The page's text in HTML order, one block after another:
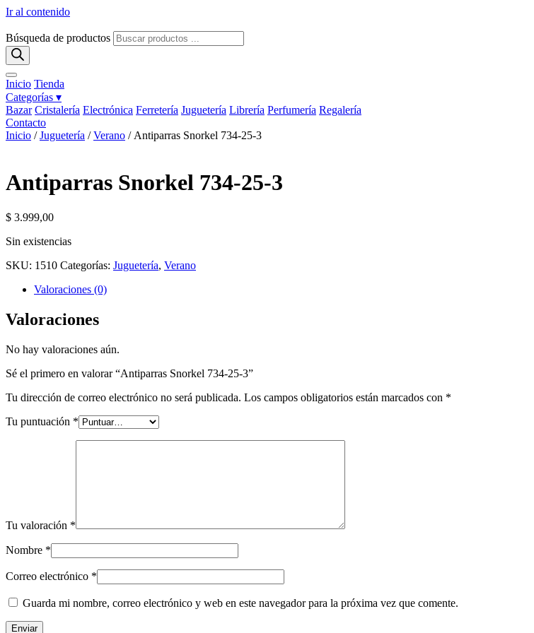
Ir al contenido
Búsqueda de productos
Inicio Tienda
Categorías ▾
Bazar Cristalería Electrónica Ferretería Juguetería Librería Perfumería Regalería
Contacto
Inicio /Juguetería /Verano / Antiparras Snorkel 734-25-3
Antiparras Snorkel 734-25-3
$ 3.999,00
Sin existencias
SKU: 1510 Categorías: Juguetería, Verano
Valoraciones (0)
Valoraciones
No hay valoraciones aún.
Sé el primero en valorar “Antiparras Snorkel 734-25-3”
Tu dirección de correo electrónico no será publicada. Los campos obligatorios están marcados con *
Tu puntuación *
Tu valoración *
Nombre *
Correo electrónico *
Guarda mi nombre, correo electrónico y web en este navegador para la próxima vez que comente.